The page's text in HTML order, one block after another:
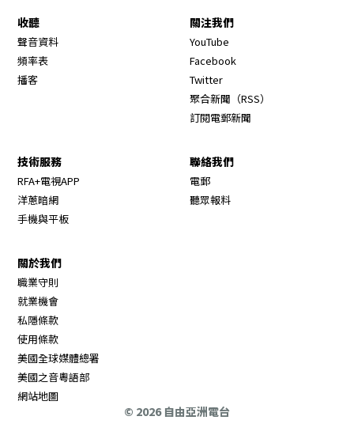
收聽
聲音資料
頻率表
播客
關注我們
YouTube
Facebook
Twitter
聚合新聞（RSS）
訂閱電郵新聞
技術服務
RFA+電視APP
洋蔥暗網
手機與平板
聯絡我們
電郵
聽眾報料
關於我們
職業守則
就業機會
私隱條款
使用條款
美國全球媒體總署
美國之音粵語部
網站地圖
© 2026 自由亞洲電台